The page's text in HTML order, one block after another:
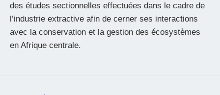
des études sectionnelles effectuées dans le cadre de
l’industrie extractive afin de cerner ses interactions
avec la conservation et la gestion des écosystèmes
en Afrique centrale.